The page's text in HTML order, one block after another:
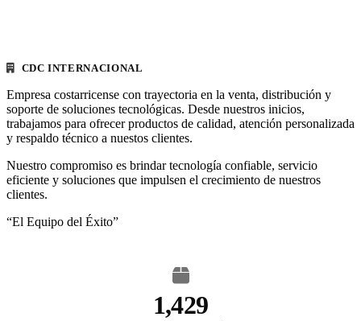
CDC INTERNACIONAL
Empresa costarricense con trayectoria en la venta, distribución y
soporte de soluciones tecnológicas. Desde nuestros inicios,
trabajamos para ofrecer productos de calidad, atención personalizada
y respaldo técnico a nuestos clientes.
Nuestro compromiso es brindar tecnología confiable, servicio
eficiente y soluciones que impulsen el crecimiento de nuestros
clientes.
“El Equipo del Éxito”
1,429